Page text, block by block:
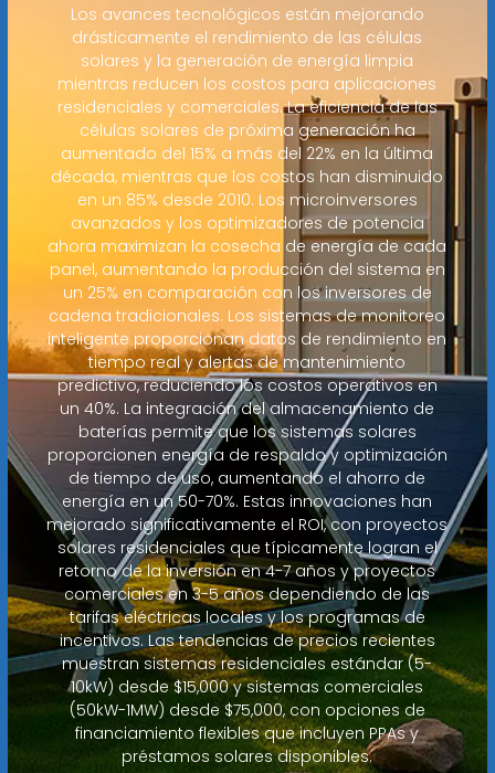
Los avances tecnológicos están mejorando
drásticamente el rendimiento de las células
solares y la generación de energía limpia
mientras reducen los costos para aplicaciones
residenciales y comerciales. La eficiencia de las
células solares de próxima generación ha
aumentado del 15% a más del 22% en la última
década, mientras que los costos han disminuido
en un 85% desde 2010. Los microinversores
avanzados y los optimizadores de potencia
ahora maximizan la cosecha de energía de cada
panel, aumentando la producción del sistema en
un 25% en comparación con los inversores de
cadena tradicionales. Los sistemas de monitoreo
inteligente proporcionan datos de rendimiento en
tiempo real y alertas de mantenimiento
predictivo, reduciendo los costos operativos en
un 40%. La integración del almacenamiento de
baterías permite que los sistemas solares
proporcionen energía de respaldo y optimización
de tiempo de uso, aumentando el ahorro de
energía en un 50-70%. Estas innovaciones han
mejorado significativamente el ROI, con proyectos
solares residenciales que típicamente logran el
retorno de la inversión en 4-7 años y proyectos
comerciales en 3-5 años dependiendo de las
tarifas eléctricas locales y los programas de
incentivos. Las tendencias de precios recientes
muestran sistemas residenciales estándar (5-
10kW) desde $15,000 y sistemas comerciales
(50kW-1MW) desde $75,000, con opciones de
financiamiento flexibles que incluyen PPAs y
préstamos solares disponibles.